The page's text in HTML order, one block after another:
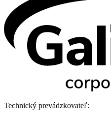
Technický prevádzkovateľ: